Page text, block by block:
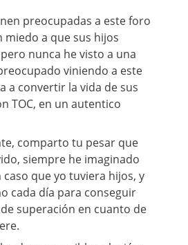
preocupadas a este foro
a que sus hijos
nunca he visto a una
viniendo a este
a convertir la vida de sus
TOC, en un autentico
comparto tu pesar que
siempre he imaginado
que yo tuviera hijos, y
cada día para conseguir
superación en cuanto de